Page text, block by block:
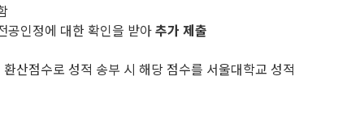
공인정에 대한 확인을 받아추가 제출
산점수로 성적 송부 시 해당 점수를 서울대학교 성적